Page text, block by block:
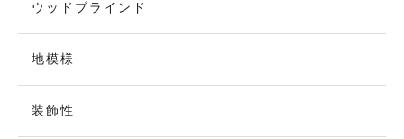
ウッドブラインド
地模様
装飾性